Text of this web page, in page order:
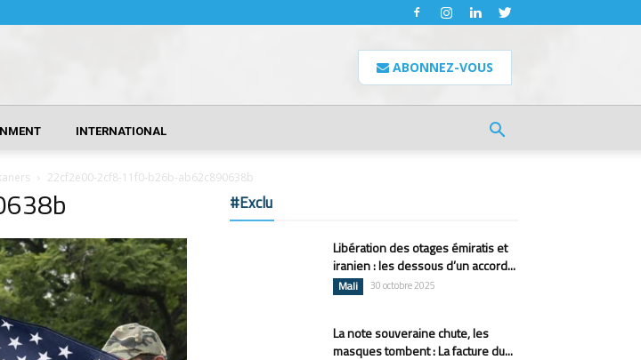
ABONNEZ-VOUS
INTERNATIONAL
22cf2e00-2cf8-11f0-b26b-ab62c890638b
#Exclu
Libération des otages émiratis et
iranien : les dessous d’un accord...
Mali 30 octobre 2025
La note souveraine chute, les
masques tombent : La facture du...